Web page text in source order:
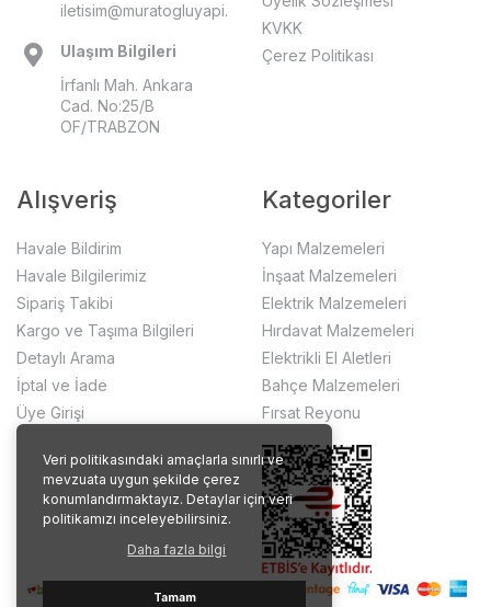
Veri politikasındaki amaçlarla sınırlı ve
mevzuata uygun şekilde çerez
konumlandırmaktayız. Detaylar için veri
politikamızı inceleyebilirsiniz.
Daha fazla bilgi
Tamam
iletisim@muratogluyapi.com
Ulaşım Bilgileri
İrfanlı Mah. Ankara
Cad. No:25/B
OF/TRABZON
KVKK
Çerez Politikası
Alışveriş
Havale Bildirim
Havale Bilgilerimiz
Sipariş Takibi
Kargo ve Taşıma Bilgileri
Detaylı Arama
İptal ve İade
Üye Girişi
Kategoriler
Yapı Malzemeleri
İnşaat Malzemeleri
Elektrik Malzemeleri
Hırdavat Malzemeleri
Elektrikli El Aletleri
Bahçe Malzemeleri
Fırsat Reyonu